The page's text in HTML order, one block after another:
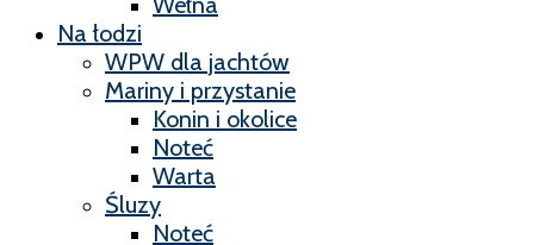
Na łodzi
WPW dla jachtów
Mariny i przystanie
Konin i okolice
Noteć
Warta
Śluzy
Noteć